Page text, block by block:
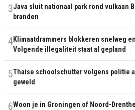
3Java sluit nationaal park rond vulkaan
branden
4Klimaatdrammers blokkeren snelweg
Volgende illegaliteit staat al gepland
5Thaise schoolschutter volgens politie
geweld
6Woon je in Groningen of Noord-